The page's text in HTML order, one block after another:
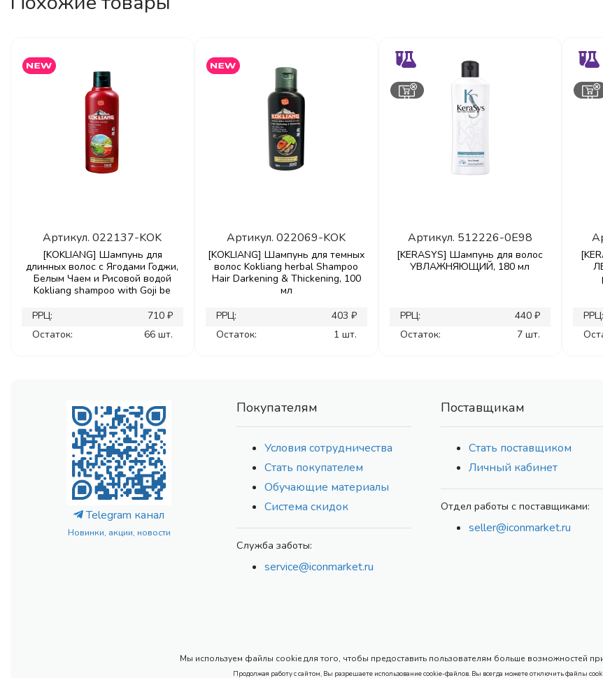
Артикул.022137-KOK
[KOKLIANG] Шампунь для
длинных волос с Ягодами Годжи,
Белым Чаем и Рисовой водой
Kokliang shampoo with Goji be
РРЦ:
710 ₽
Остаток:
66 шт.
Артикул.022069-KOK
[KOKLIANG] Шампунь для темных
волос Kokliang herbal Shampoo
Hair Darkening & Thickening, 100
мл
РРЦ:
403 ₽
Остаток:
1 шт.
Артикул. 512226-0E98
[KERASYS] Шампунь для волос
УВЛАЖНЯЮЩИЙ, 180 мл
РРЦ:
440 ₽
Остаток:
7 шт.
РРЦ:
Telegram канал
Новинки, акции, новости
Покупателям
Условия сотрудничества
Стать покупателем
Обучающие материалы
Система скидок
Служба заботы:
service@iconmarket.ru
Поставщикам
Стать поставщиком
Личный кабинет
Отдел работы с поставщиками:
seller@iconmarket.ru
Мы используем файлы cookie для того, чтобы предоставить пользователям больше возможностей
Продолжая работу с сайтом, Вы разрешаете использование cookie-файлов. Вы всегда можете отключить файлы